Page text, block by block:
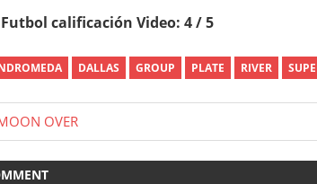
calificación Video: 4 / 5
DALLAS GROUP PLATE RIVER
OVER